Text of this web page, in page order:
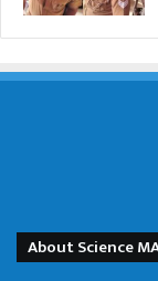
About Science